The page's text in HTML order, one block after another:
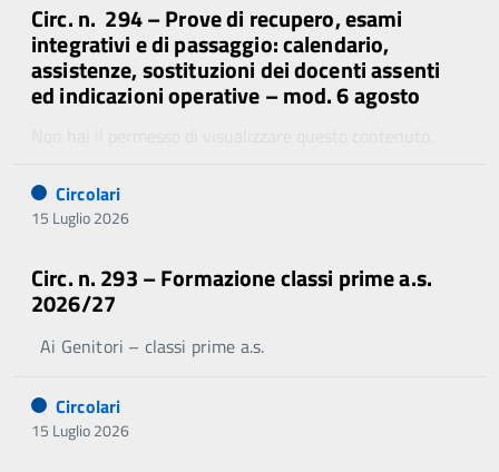
Circ. n. 294 – Prove di recupero, esami
integrativi e di passaggio: calendario,
assistenze, sostituzioni dei docenti assenti
ed indicazioni operative – mod. 6 agosto
Circolari
15 Luglio 2026
Circ. n. 293 – Formazione classi prime a.s.
2026/27
Ai Genitori – classi prime a.s.
Circolari
15 Luglio 2026